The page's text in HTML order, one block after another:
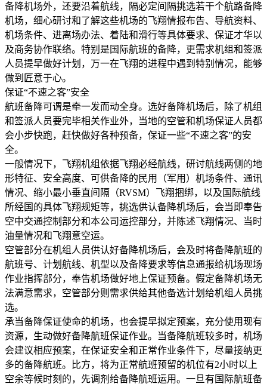
备降机场外，还要沿着航线，隔必定间隔挑选若干个航路备降
机场，细心研讨和了解这些机场的飞翔情报布告、导航资料、
机场条件、进离场办法、着陆和滑行等具体要求、保证才华以
及商务协作联络。特别是国际航班的备降，更需求机组和签派
人员提早做好计划，万一在飞翔的进程中遇到特别情况，能够
做到匠意于心。
保证“不速之客”安全
航班备降可谓是牵一发而动全身。选好备降机场后，除了机组
和签派人员要完毕相关作业外，当地的空管和机场保证人员都
会小步快跑，赶快做好各种预备，保证一些“不速之客”的安
全。
一般情况下，飞翔机组依据飞翔必经航线，研讨航线两侧的地
形特征、安全高度、可供备降的民用（军用）机场条件、通讯
情况、缩小最小垂直间隔（RVSM）飞翔捆绑，以及国际航线
所经国的具体飞翔规矩等，挑选供认备降机场后，会当即奉告
空中交通控制部分和本公司运控部分，并陈述飞翔情况、当时
油量情况和飞翔意空运。
空管部分在机组人员供认好备降机场后，会及时将备降航班的
航班号、计划航线、机型以及备降要求等信息通报给机场现场
作业指挥部分，奉告机场做好地上保证预备。假定备降机场无
法满意需求，空管部分则需求供给其他备选计划给机组人员挑
选。
承当备降保证使命的机场，也会提早拟定预案，充分使用现有
资源，生动做好备降航班保证作业。当备降航班较多时，机场
会建议相应预案，在保证安全和正常作业条件下，尽量接纳更
多的备降航班。比方，将为正常航班预留的机位有2小时以上
空余等候时刻的，先调剂给备降航班运用。一旦有国际航班备